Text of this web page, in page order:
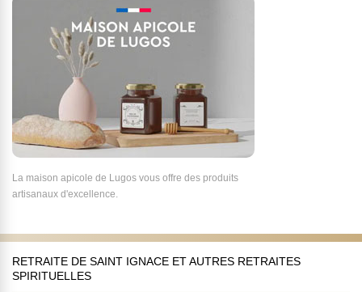
La maison apicole de Lugos vous offre des produits
artisanaux d'excellence.
RETRAITE DE SAINT IGNACE ET AUTRES RETRAITES
SPIRITUELLES